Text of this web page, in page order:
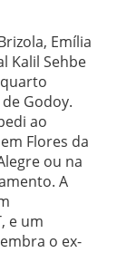
Emília
Kalil Sehbe
Godoy.
ao
Flores da
ou na
A
e um
o ex-